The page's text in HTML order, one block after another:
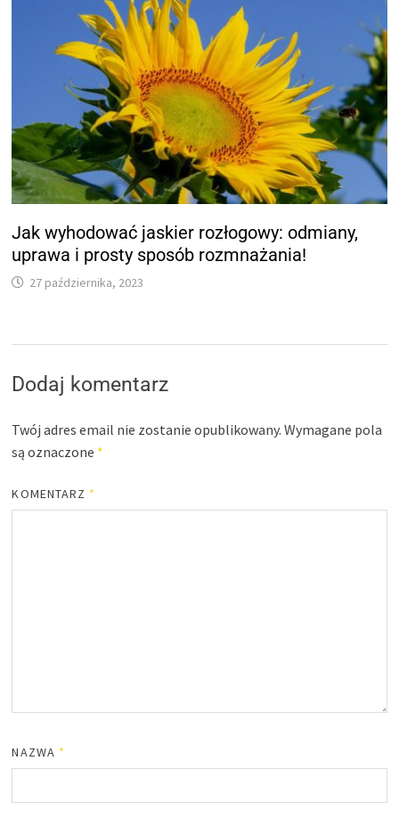
Jak wyhodować jaskier rozłogowy: odmiany,
uprawa i prosty sposób rozmnażania!
27 października, 2023
Dodaj komentarz
Twój adres email nie zostanie opublikowany. Wymagane pola
są oznaczone *
KOMENTARZ *
NAZWA *